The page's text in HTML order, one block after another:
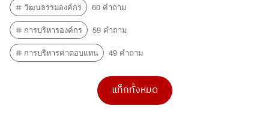
วัฒนธรรมองค์กร
60 คำถาม
การบริหารองค์กร
59 คำถาม
การบริหารค่าตอบแทน
49 คำถาม
แท็กทั้งหมด